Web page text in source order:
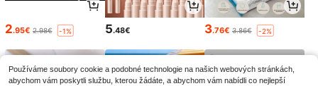
2.95€ 2.98€ -1% 5.48€ 3.76€ 3.86€ -2%
Používáme soubory cookie a podobné technologie na našich webových stránkách,
abychom vám poskytli službu, kterou žádáte, a abychom vám nabídli co nejlepší